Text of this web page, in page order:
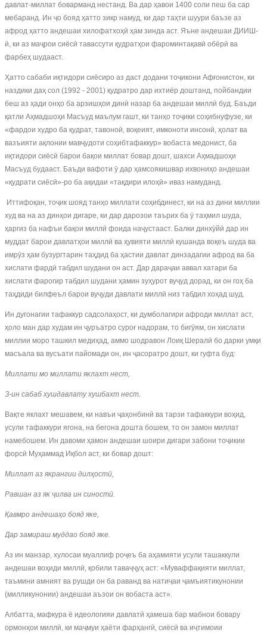
давлат-миллат боварманд нестанд. Ва дар ҳавои 1400 соли пеш ба сар
мебаранд. Ин ҷо бояд ҳатто зикр намуд, ки дар таҳти шуури баъзе аз
афрод ҳатто андешаи хилофатхоҳӣ ҳам зинда аст. Яъне андешаи ДИИШ-
ӣ, ки аз маҷрои сиёсӣ тавассути қудратҳои фароминтақавӣ обёрӣ ва
фарбеҳ шудааст.
Ҳатто сабаби иқтидори сиёсиро аз даст додани тоҷикони Афғонистон, ки
наздики даҳ сол (1992 - 2001) қудратро дар ихтиёр доштанд, пойбандии
беш аз ҳади онҳо ба арзишҳои динӣ назар ба андешаи миллӣ буд. Баъди
қатли Аҳмадшоҳи Масъуд маълум гашт, ки танҳо тоҷики соҳибнуфузе, ки
«фардои худро ба қудрат, тавоноӣ, воқеият, имконоти инсонӣ, ҳолат ва
вазъияти ақлонии мавҷудоти соҳибтафаккур» вобаста медонист, ба
иқтидори сиёсӣ барои бақои миллат бовар дошт, шахси Аҳмадшоҳи
Масъуд будааст. Баъди вафоти ӯ дар ҳамсоякишвар ихвониҳо андешаи
«қудрати сиёсӣ»-ро ба ақидаи «тақдири илоҳӣ» иваз намуданд.
Иттифоқан, тоҷик шояд танҳо миллати соҳибдинест, ки на аз дини миллии
худ ва на аз динҳои дигаре, ки дар дарозои таърих ба ӯ таҳмил шуда,
ҳаргиз ба нафъи бақои миллӣ фоида наҷустааст. Балки динхӯйӣ дар ин
муддат барои давлатҳои миллӣ ва ҳувияти миллӣ кушанда воқеъ шуда ва
имрӯз ҳам бузургтарин таҳдид ба ҳастии давлат динзадагии афрод ва ба
хислати фардӣ табдил шудани он аст. Дар дараҷаи аввал хатари ба
хислати фарогир табдил шудани ҳамин зуҳурот вуҷуд дорад, ки он гоҳ ба
таҳдиди билфеъл барои вуҷуди давлати миллӣ низ табдил хоҳад шуд.
Ин дугонагии тафаккур садсолаҳост, ки думболагири афроди миллат аст,
ҳоло ман дар худам ин ҷуръатро суроғ надорам, то бигӯям, он хислати
миллии моро ташкил медиҳад, аммо шодравон Лоиқ Шералӣ бо дарки умқи
масъала ва вусъати пайомади он, ин ҷасоратро дошт, ки гуфта буд:
Миллати мо миллати яклахт нест,
З-ин сабаб хушдавлату хушбахт нест.
Вақте яклахт мешавем, ки навъи ҷаҳонбинӣ ва тарзи тафаккури воҳид,
усули тафаккури ягона, на бегона дошта бошем, то он замон миллат
намебошем. Ин давоми ҳамон андешаи шоири дигари забони тоҷикии
форсӣ Муҳаммад Иқбол аст, ки бовар дошт:
Миллат аз якрангии дилҳостӣ,
Равшан аз як ҷилва ин синостӣ.
Қавмро андешаҳо бояд яке,
Дар замираш муддао бояд яке.
Аз ин манзар, хулосаи муаллиф роҷеъ ба аҳамияти усули ташаккули
андешаи воҳиди миллӣ, қобили таваҷҷуҳ аст: «Муваффақияти миллат,
таъмини амният ва рушди он ба раванд ва натиҷаи ҷамъиятикунонии
(милликунонии) андешаи аъзои он вобаста аст».
Албатта, мафкура ё идеологияи давлатӣ ҳамеша бар мабнои бовару
ормонҳои миллӣ, ки маҷмуи ҳаёти фарҳангӣ, сиёсӣ ва иҷтимоии